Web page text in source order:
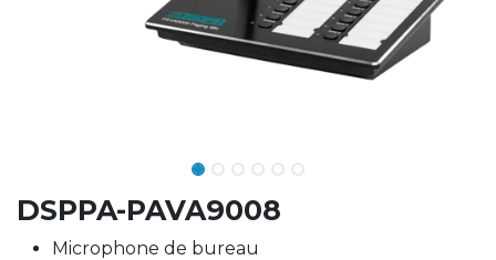
DSPPA-PAVA9008
Microphone de bureau